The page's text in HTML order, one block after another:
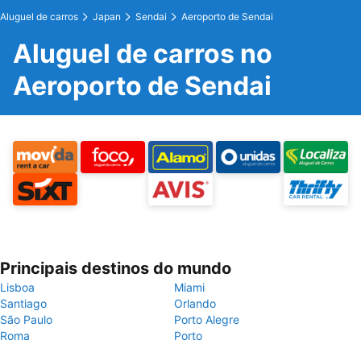
Aluguel de carros Japan Sendai Aeroporto de Sendai
Aluguel de carros no
Aeroporto de Sendai
Principais destinos do mundo
Lisboa
Miami
Santiago
Orlando
São Paulo
Porto Alegre
Roma
Porto